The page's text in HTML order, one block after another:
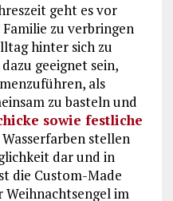
geht es vor
zu verbringen
hinter sich zu
geeignet sein,
als
zu basteln und
sowie festliche
stellen
dar und in
die Custom-Made
im